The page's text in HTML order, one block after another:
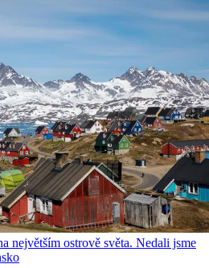
největším ostrově světa. Nedali jsme